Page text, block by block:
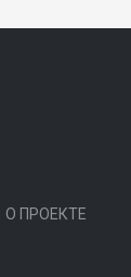
О ПРОЕКТЕ